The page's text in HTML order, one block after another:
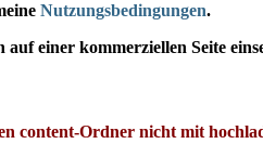
Nutzungsbedingungen.
auf einer kommerziellen Seite
content-Ordner nicht mit